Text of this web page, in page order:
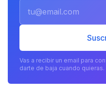
Vas a recibir un email para
darte de baja cuando quieras.